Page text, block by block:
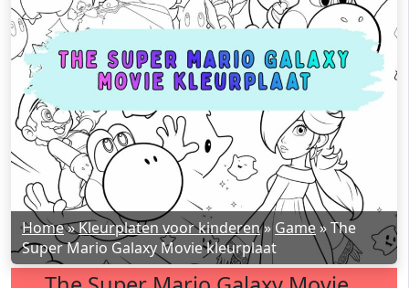
Home»Kleurplaten voor kinderen»Game»The
Super Mario Galaxy Movie kleurplaat